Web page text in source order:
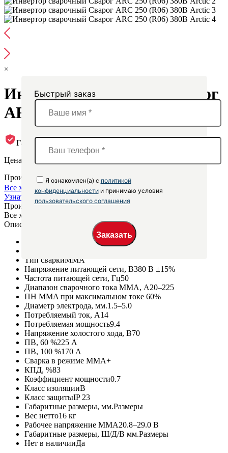
×
Инвертор сварочный Сварог
ARC 250 (R06) 380В Arctic
Гарантия производителя
Цена по запросу
Производительsvarog
Все характеристики
Узнать цену
Производительsvarog
Быстрый заказ
Я ознакомлен(а) с политикой
конфиденциальностии принимаю условия
пользовательского соглашения
Все характеристики
Описание
Сварог
Тип сваркиMMA
Напряжение питающей сети, В380 В ±15%
Частота питающей сети, Гц50
Диапазон сварочного тока MMA, А20–225
ПН MMA при максимальном токе 60%
Диаметр электрода, мм.1.5–5.0
Потребляемый ток, А14
Потребляемая мощность9.4
Напряжение холостого хода, В70
ПВ, 60 %225 А
ПВ, 100 %170 А
Сварка в режиме MMA+
КПД, %83
Коэффициент мощности0.7
Класс изоляцииB
Класс защитыIP 23
Габаритные размеры, мм.Размеры
Вес нетто16 кг
Рабочее напряжение MMA20.8–29.0 В
Габаритные размеры, Ш/Д/В мм.Размеры
Нет в наличииДа